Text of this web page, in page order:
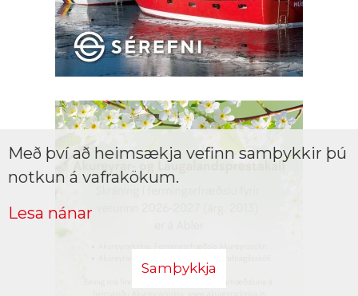
Með því að heimsækja vefinn samþykkir þú
notkun á vafrakökum.
Lesa nánar
Samþykkja